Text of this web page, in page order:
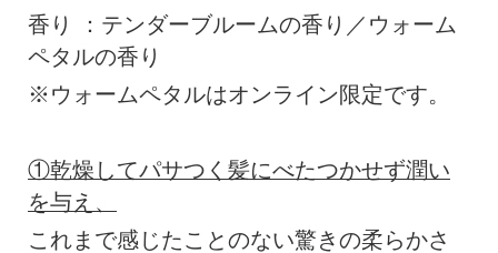
香り ：テンダーブルームの香り／ウォーム
ペタルの香り
※ウォームペタルはオンライン限定です。
①乾燥してパサつく髪にべたつかせず潤い
を与え、
これまで感じたことのない驚きの柔らかさ